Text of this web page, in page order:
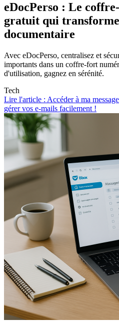
eDocPerso : Le
gratuit qui
documentaire
Avec eDocPerso, centralisez et
importants dans un coffre-fort
d'utilisation, gagnez en sérénité.
Tech
Lire l'article : Accéder à ma
gérer vos e-mails facilement !